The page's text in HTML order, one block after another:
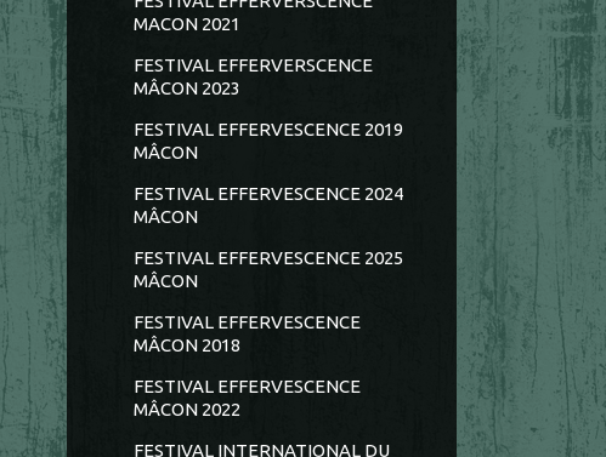
MACON 2021
FESTIVAL EFFERVERSCENCE
MÂCON 2023
FESTIVAL EFFERVESCENCE 2019
MÂCON
FESTIVAL EFFERVESCENCE 2024
MÂCON
FESTIVAL EFFERVESCENCE 2025
MÂCON
FESTIVAL EFFERVESCENCE
MÂCON 2018
FESTIVAL EFFERVESCENCE
MÂCON 2022
FESTIVAL INTERNATIONAL DU